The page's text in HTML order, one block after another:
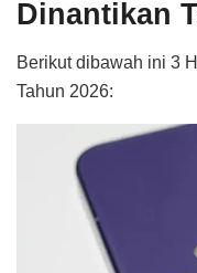
Dinantikan
Berikut dibawah ini 3
Tahun 2026: